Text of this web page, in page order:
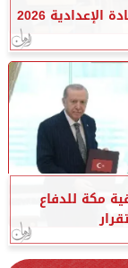
2026
مكة للدفاع